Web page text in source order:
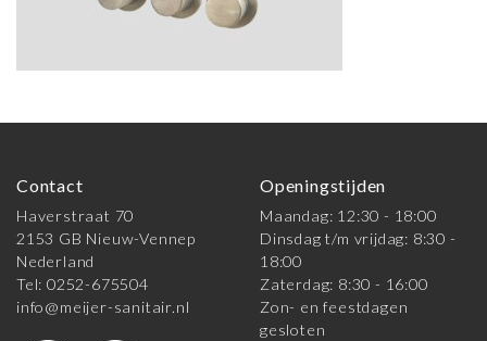
Contact
Haverstraat 70
2153 GB Nieuw-Vennep
Nederland
Tel: 0252-675504
info@meijer-sanitair.nl
Openingstijden
Maandag: 12:30 - 18:00
Dinsdag t/m vrijdag: 8:30 -
18:00
Zaterdag: 8:30 - 16:00
Zon- en feestdagen
gesloten